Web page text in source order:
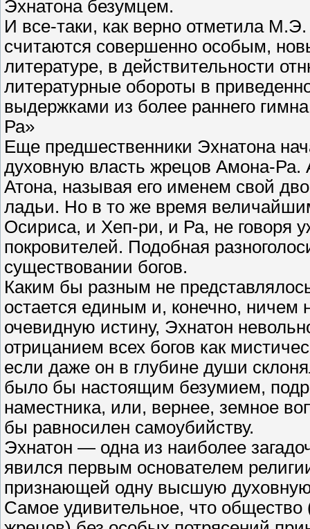
Эхнатона безумцем.
И все-таки, как верно отметила
считаются совершенно особым,
литературе, в действительности
литературные обороты в
выдержками из более раннего
Ра»
Еще предшественники Эхнатона
духовную власть жрецов Амона-
Атона, называя его именем свой
ладьи. Но в то же время
Осириса, и Хеп-ри, и Ра, не говоря
покровителей. Подобная
существовании богов.
Каким бы разным не
остается единым и, конечно,
очевидную истину, Эхнатон
отрицанием всех богов как
если даже он в глубине души
было бы настоящим безумием,
наместника, или, вернее, земное
бы равносилен самоубийству.
Эхнатон — одна из наиболее
явился первым основателем
признающей одну высшую
Самое удивительное, что